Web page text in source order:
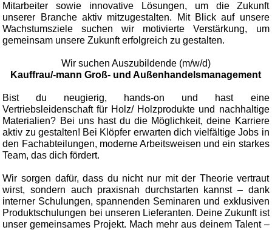
Mitarbeiter sowie innovative Lösungen, um die Zukunft
unserer Branche aktiv mitzugestalten. Mit Blick auf unsere
Wachstumsziele suchen wir motivierte Verstärkung, um
gemeinsam unsere Zukunft erfolgreich zu gestalten.
Wir suchen Auszubildende (m/w/d)
Kauffrau/-mann Groß- und Außenhandelsmanagement
Bist du neugierig, hands-on und hast eine
Vertriebsleidenschaft für Holz/ Holzprodukte und nachhaltige
Materialien? Bei uns hast du die Möglichkeit, deine Karriere
aktiv zu gestalten! Bei Klöpfer erwarten dich vielfältige Jobs in
den Fachabteilungen, moderne Arbeitsweisen und ein starkes
Team, das dich fördert.
Wir sorgen dafür, dass du nicht nur mit der Theorie vertraut
wirst, sondern auch praxisnah durchstarten kannst – dank
interner Schulungen, spannenden Seminaren und exklusiven
Produktschulungen bei unseren Lieferanten. Deine Zukunft ist
unser gemeinsames Projekt. Mach mehr aus deinem Talent –